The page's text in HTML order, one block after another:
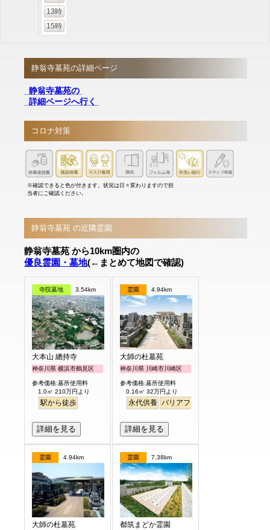
13時
15時
静翁寺墓苑の詳細ページ
静翁寺墓苑の
詳細ページへ行く
コロナ対策
※確認できると色が付きます。状況は日々変わりますので担
当者にご確認ください。
静翁寺墓苑 の近隣霊園
静翁寺墓苑 から10km圏内の
優良霊園・墓地(←まとめて地図で確認)
寺院墓地 3.54km
大本山 總持寺
神奈川県 横浜市鶴見区
参考価格:墓所使用料
1.0㎡ 210万円より
駅から徒歩
詳細を見る
霊園 4.94km
大師の杜墓苑
神奈川県 川崎市川崎区
参考価格:墓所使用料
0.16㎡ 32万円より
永代供養 バリアフリー
詳細を見る
霊園 4.94km
大師の杜墓苑
霊園 7.38km
都筑まどか霊園